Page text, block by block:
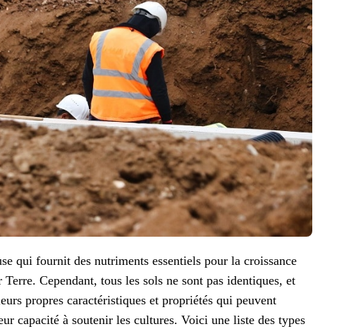
qui fournit des nutriments essentiels pour la croissance
Cependant, tous les sols ne sont pas identiques, et
propres caractéristiques et propriétés qui peuvent
capacité à soutenir les cultures. Voici une liste des types